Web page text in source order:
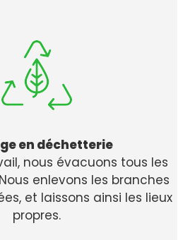
en déchetterie
nous évacuons tous les
enlevons les branches
et laissons ainsi les lieux
propres.